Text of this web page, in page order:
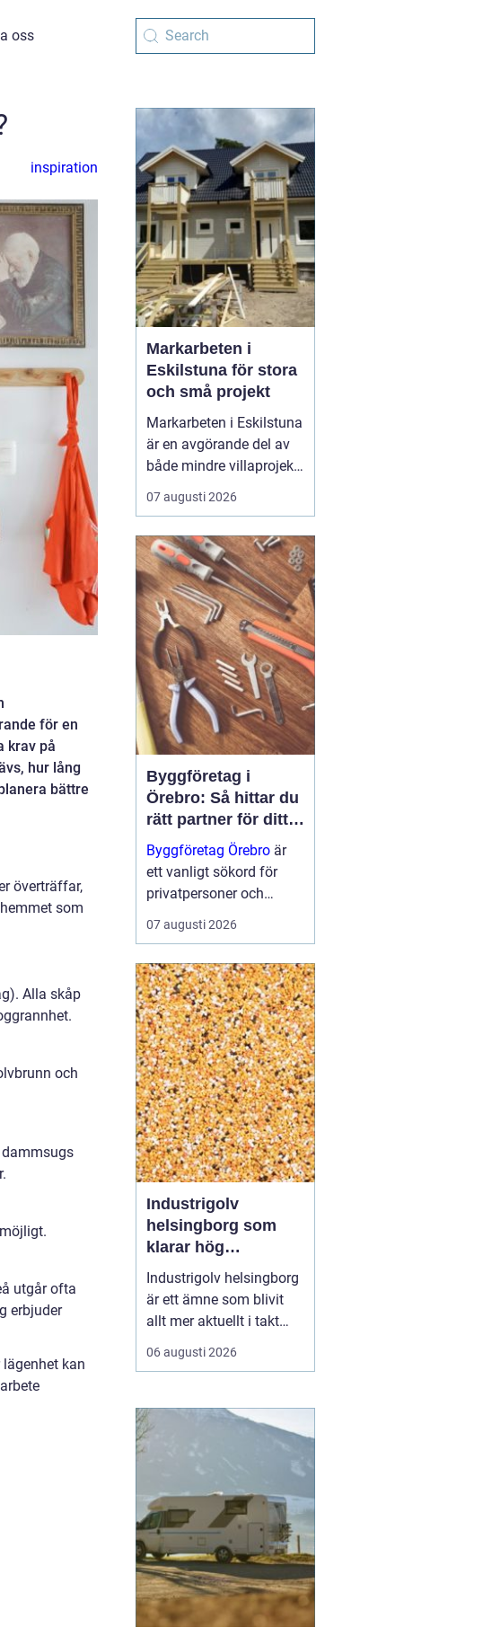
oss
inspiration
för en
krav på
hur lång
bättre
överträffar,
som
Alla skåp
och
dammsugs
utgår ofta
erbjuder
kan
Markarbeten i
Eskilstuna för stora
och små projekt
Markarbeten i Eskilstuna
är en avgörande del av
både mindre villaprojekt
och större
byggsatsningar, och rätt
en stabil grund för allt
som ska byggas
ovanpå. När marken
förbere...
07 augusti 2026
Byggföretag i
Örebro: Så hittar du
rätt partner för ditt
projekt
Byggföretag Örebro är
ett vanligt sökord för
privatpersoner och
företag som planerar att
bygga nytt, renovera eller
huset. Många vill ha en
trygg by...
07 augusti 2026
Industrigolv
helsingborg som
klarar hög
belastning och tuffa
krav
Industrigolv helsingborg
är ett ämne som blivit
allt mer aktuellt i takt
med att fler
verksamheter söker
lättskötta golvlösningar.
I moderna
produktionsmiljöer
behöver golvet vara mer
än bara en slityta. Golvet
ska tåla tung trafi...
06 augusti 2026